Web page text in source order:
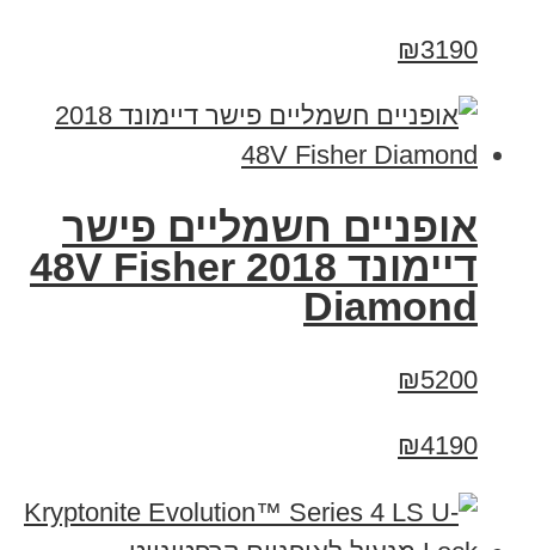
₪3190
אופניים חשמליים פישר
דיימונד 2018 48V Fisher
Diamond
₪5200
₪4190